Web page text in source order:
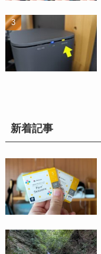
新着記事